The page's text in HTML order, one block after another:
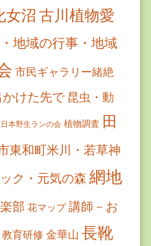
女沼古川植物愛
地域の行事・地域
市民ギャラリー緒絶
けた先で 昆虫・動
本野生ランの会 植物調査 田
東和町米川・若草神
ク・元気の森 網地
部 花マップ 講師－お
育研修 金華山 長靴